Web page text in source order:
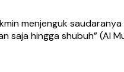
menjenguk
hingga shubuh” (Al